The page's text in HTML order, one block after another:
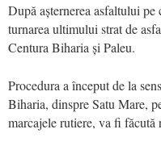
După așternerea asfaltului
turnarea ultimului strat de
Centura Biharia și Paleu.
Procedura a început de la
Biharia, dinspre Satu Mare,
marcajele rutiere, va fi făcută